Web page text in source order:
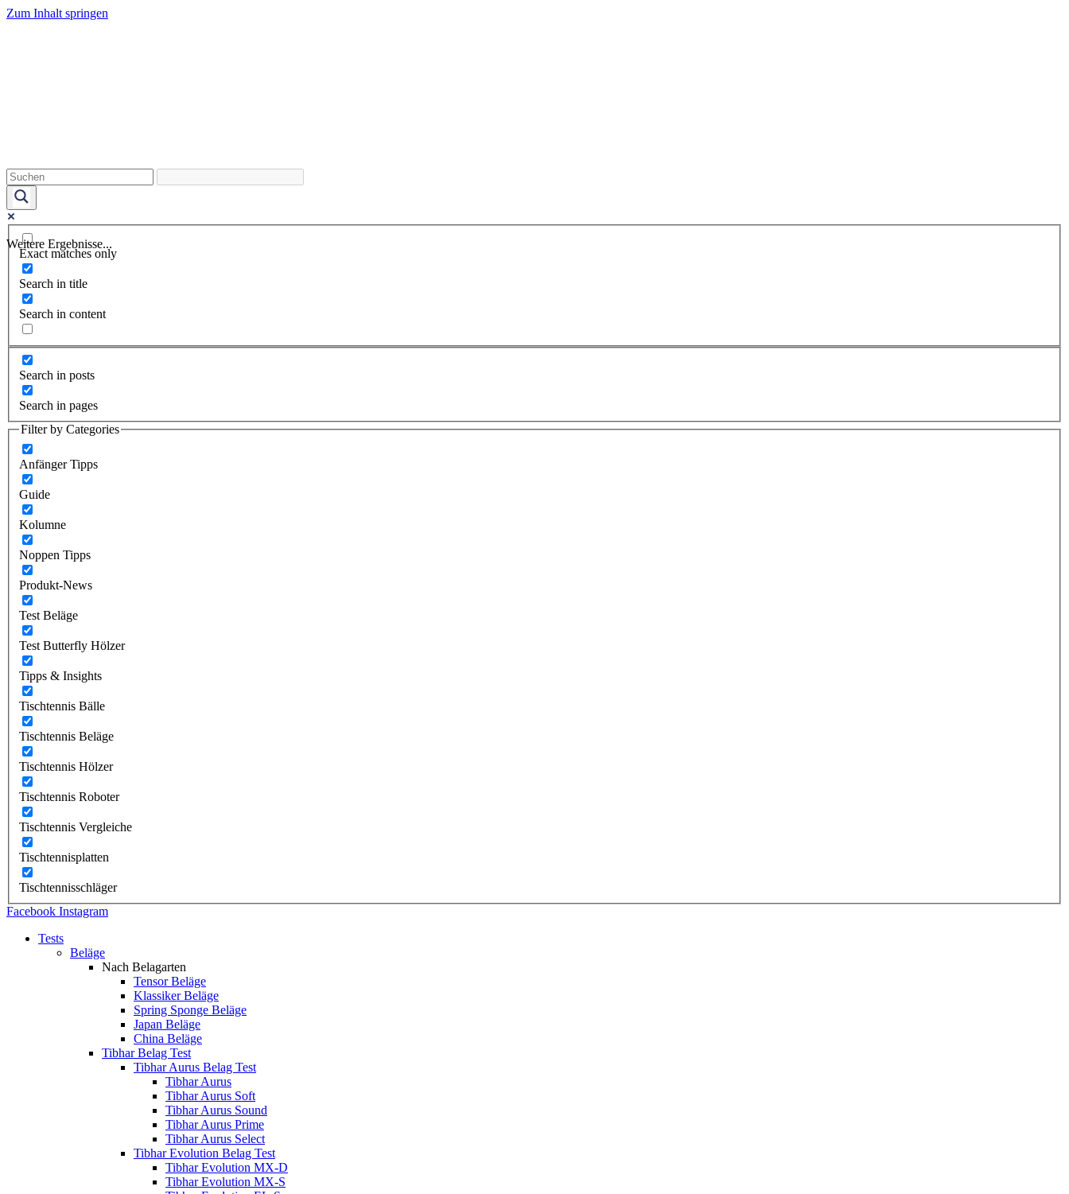
Zum Inhalt springen
Weitere Ergebnisse...
Exact matches only
Search in title
Search in content
Search in posts
Search in pages
Filter by Categories
Anfänger Tipps
Guide
Kolumne
Noppen Tipps
Produkt-News
Test Beläge
Test Butterfly Hölzer
Tipps & Insights
Tischtennis Bälle
Tischtennis Beläge
Tischtennis Hölzer
Tischtennis Roboter
Tischtennis Vergleiche
Tischtennisplatten
Tischtennisschläger
Facebook Instagram
Tests
Beläge
Nach Belagarten
Tensor Beläge
Klassiker Beläge
Spring Sponge Beläge
Japan Beläge
China Beläge
Tibhar Belag Test
Tibhar Aurus Belag Test
Tibhar Aurus
Tibhar Aurus Soft
Tibhar Aurus Sound
Tibhar Aurus Prime
Tibhar Aurus Select
Tibhar Evolution Belag Test
Tibhar Evolution MX-D
Tibhar Evolution MX-S